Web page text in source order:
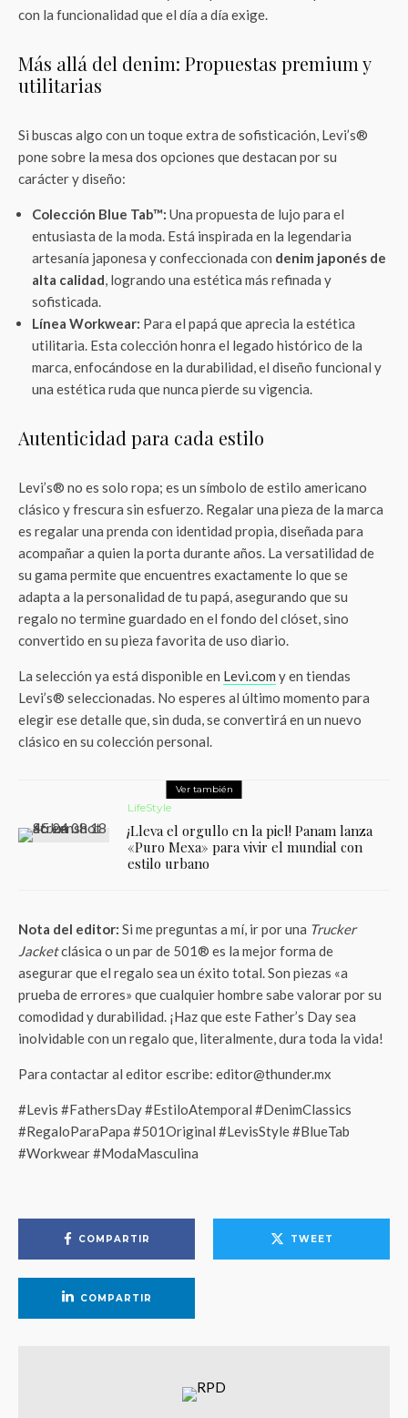
con la funcionalidad que el día a día exige.
Más allá del denim: Propuestas premium y
utilitarias
Si buscas algo con un toque extra de sofisticación, Levi’s®
pone sobre la mesa dos opciones que destacan por su
carácter y diseño:
Colección Blue Tab™: Una propuesta de lujo para el
entusiasta de la moda. Está inspirada en la legendaria
artesanía japonesa y confeccionada con denim japonés de
alta calidad, logrando una estética más refinada y
sofisticada.
Línea Workwear: Para el papá que aprecia la estética
utilitaria. Esta colección honra el legado histórico de la
marca, enfocándose en la durabilidad, el diseño funcional y
una estética ruda que nunca pierde su vigencia.
Autenticidad para cada estilo
Levi’s® no es solo ropa; es un símbolo de estilo americano
clásico y frescura sin esfuerzo. Regalar una pieza de la marca
es regalar una prenda con identidad propia, diseñada para
acompañar a quien la porta durante años. La versatilidad de
su gama permite que encuentres exactamente lo que se
adapta a la personalidad de tu papá, asegurando que su
regalo no termine guardado en el fondo del clóset, sino
convertido en su pieza favorita de uso diario.
La selección ya está disponible en Levi.com y en tiendas
Levi’s® seleccionadas. No esperes al último momento para
elegir ese detalle que, sin duda, se convertirá en un nuevo
clásico en su colección personal.
Ver también
LifeStyle
¡Lleva el orgullo en la piel! Panam lanza
«Puro Mexa» para vivir el mundial con
estilo urbano
Nota del editor: Si me preguntas a mí, ir por una Trucker
Jacketclásica o un par de 501® es la mejor forma de
asegurar que el regalo sea un éxito total. Son piezas «a
prueba de errores» que cualquier hombre sabe valorar por su
comodidad y durabilidad. ¡Haz que este Father’s Day sea
inolvidable con un regalo que, literalmente, dura toda la vida!
Para contactar al editor escribe: editor@thunder.mx
#Levis #FathersDay #EstiloAtemporal #DenimClassics
#RegaloParaPapa #501Original #LevisStyle #BlueTab
#Workwear #ModaMasculina
COMPARTIR TWEET
COMPARTIR